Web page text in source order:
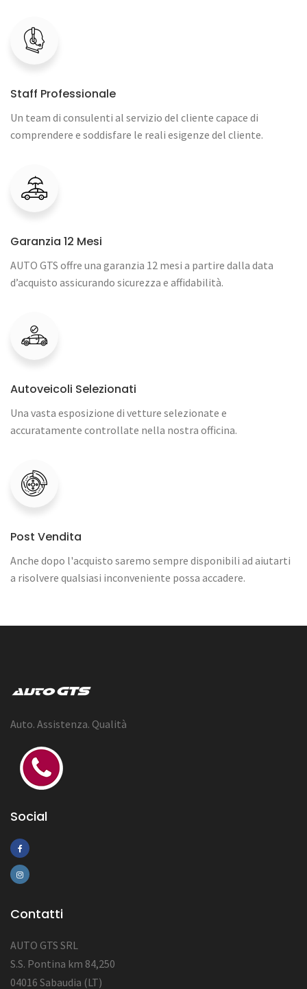
Staff Professionale
Un team di consulenti al servizio del cliente capace di
comprendere e soddisfare le reali esigenze del cliente.
Garanzia 12 Mesi
AUTO GTS offre una garanzia 12 mesi a partire dalla data
d’acquisto assicurando sicurezza e affidabilità.
Autoveicoli Selezionati
Una vasta esposizione di vetture selezionate e
accuratamente controllate nella nostra officina.
Post Vendita
Anche dopo l'acquisto saremo sempre disponibili ad aiutarti
a risolvere qualsiasi inconveniente possa accadere.
Auto. Assistenza. Qualità
Social
Contatti
AUTO GTS SRL
S.S. Pontina km 84,250
04016 Sabaudia (LT)